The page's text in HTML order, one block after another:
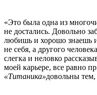
«Это была одна из
не достались. Довольно
любишь и хорошо знаешь
не себя, а другого
слегка и неловко
моей карьере, все равно
«Титаника»довольны тем,